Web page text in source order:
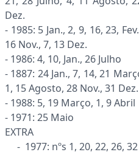
Dez.
- 1985: 5 Jan., 2, 9, 16, 23,
16 Nov., 7, 13 Dez.
- 1986: 4, 10, Jan., 26 Julho
- 1887: 24 Jan., 7, 14, 21
1, 15 Agosto, 28 Nov., 31 Dez.
- 1988: 5, 19 Março, 1, 9 Abril
- 1971: 25 Maio
EXTRA
- 1977: nºs 1, 20, 22, 26, 32